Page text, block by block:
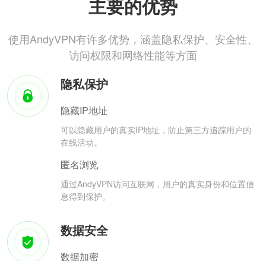
主要的优势
使用AndyVPN有许多优势，涵盖隐私保护、安全性、
访问权限和网络性能等方面
隐私保护
隐藏IP地址
可以隐藏用户的真实IP地址，防止第三方追踪用户的
在线活动。
匿名浏览
通过AndyVPN访问互联网，用户的真实身份和位置信
息得到保护。
数据安全
数据加密